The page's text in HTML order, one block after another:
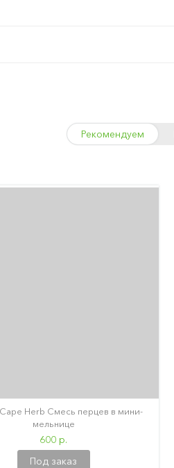
Рекомендуем
Herb Смесь перцев в мини-
мельнице
600 р.
Под заказ